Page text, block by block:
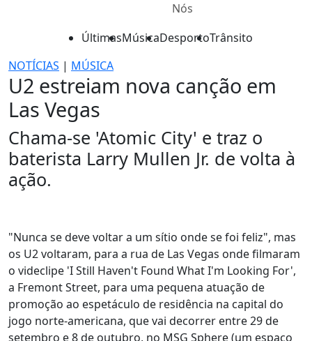
Nós
ÚltimasMúsicaDesportoTrânsito
NOTÍCIAS | MÚSICA
U2 estreiam nova canção em
Las Vegas
Chama-se 'Atomic City' e traz o
baterista Larry Mullen Jr. de volta à
ação.
"Nunca se deve voltar a um sítio onde se foi feliz", mas
os U2 voltaram, para a rua de Las Vegas onde filmaram
o videclipe 'I Still Haven't Found What I'm Looking For',
a Fremont Street, para uma pequena atuação de
promoção ao espetáculo de residência na capital do
jogo norte-americana, que vai decorrer entre 29 de
setembro e 8 de outubro, no MSG Sphere (um espaço